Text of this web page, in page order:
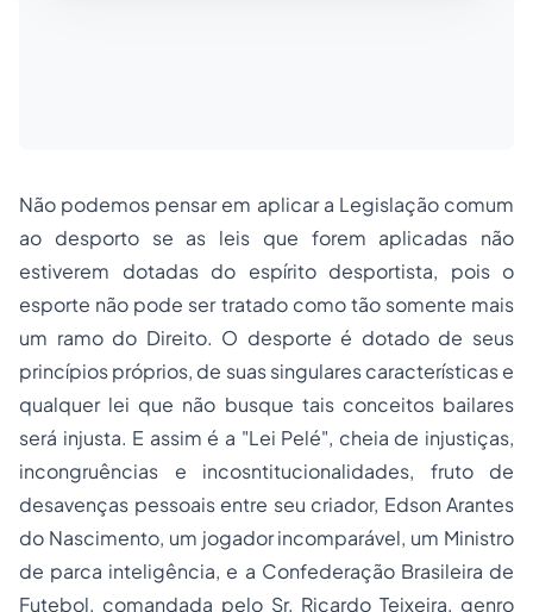
Não podemos pensar em aplicar a Legislação comum
ao desporto se as leis que forem aplicadas não
estiverem dotadas do espírito desportista, pois o
esporte não pode ser tratado como tão somente mais
um ramo do Direito. O desporte é dotado de seus
princípios próprios, de suas singulares características e
qualquer lei que não busque tais conceitos bailares
será injusta. E assim é a "Lei Pelé", cheia de injustiças,
incongruências e incosntitucionalidades, fruto de
desavenças pessoais entre seu criador, Edson Arantes
do Nascimento, um jogador incomparável, um Ministro
de parca inteligência, e a Confederação Brasileira de
Futebol, comandada pelo Sr. Ricardo Teixeira, genro